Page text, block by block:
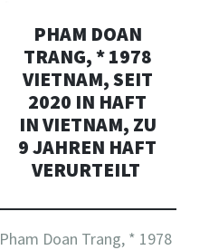
PHAM DOAN
TRANG, * 1978
VIETNAM, SEIT
2020 IN HAFT
IN VIETNAM, ZU
9 JAHREN HAFT
VERURTEILT
Pham Doan Trang, * 1978